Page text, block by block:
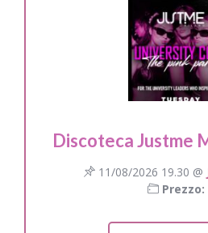
Discoteca Justme
11/08/2026 19.30 @
Prezzo: